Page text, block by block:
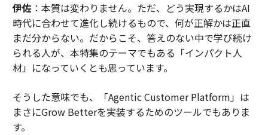
伊佐：本質は変わりません。ただ、どう実現するかはAI
時代に合わせて進化し続けるもので、何が正解かは正直
まだ分からない。だからこそ、答えのない中で学び続け
られる人が、本特集のテーマでもある「インパクト人
材」になっていくとも思っています。
そうした意味でも、「Agentic Customer Platform」は
まさにGrow Betterを実装するためのツールでもありま
す。